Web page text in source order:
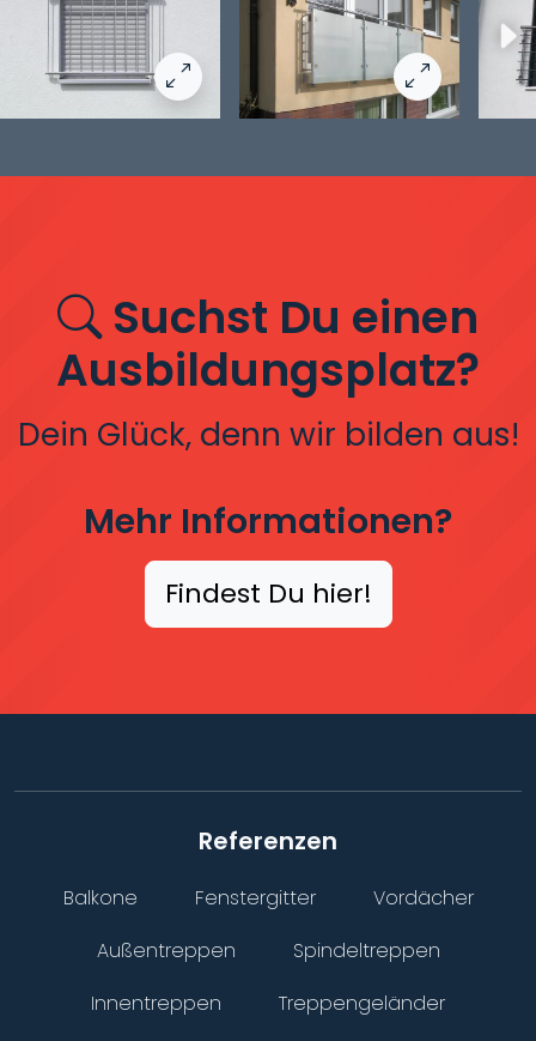
Suchst Du einen
Ausbildungsplatz?
Dein Glück, denn wir bilden aus!
Mehr Informationen?
Findest Du hier!
Referenzen
Balkone Fenstergitter
Vordächer
Außentreppen
Spindeltreppen
Innentreppen
Treppengeländer